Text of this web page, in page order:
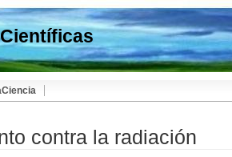
contra la radiación